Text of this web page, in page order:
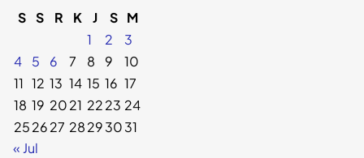
S S R K J S M
1
2
3
4
5 6 7 8 9
10
11 12 13 14 15 16 17
18 19 2021 2223 24
252627 28293031
« Jul